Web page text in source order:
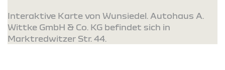
Interaktive Karte von Wunsiedel. Autohaus A.
Wittke GmbH & Co. KG befindet sich in
Marktredwitzer Str. 44.